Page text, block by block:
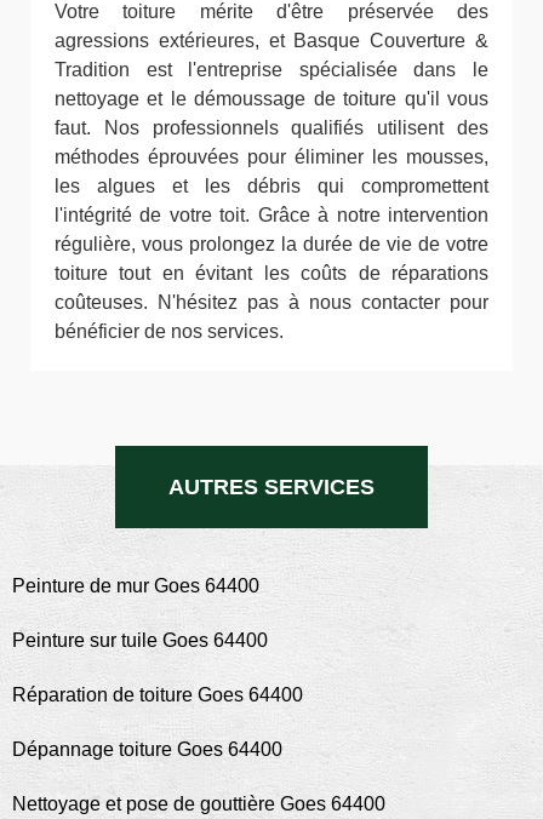
Votre toiture mérite d'être préservée des
agressions extérieures, et Basque Couverture &
Tradition est l'entreprise spécialisée dans le
nettoyage et le démoussage de toiture qu'il vous
faut. Nos professionnels qualifiés utilisent des
méthodes éprouvées pour éliminer les mousses,
les algues et les débris qui compromettent
l'intégrité de votre toit. Grâce à notre intervention
régulière, vous prolongez la durée de vie de votre
toiture tout en évitant les coûts de réparations
coûteuses. N'hésitez pas à nous contacter pour
bénéficier de nos services.
AUTRES SERVICES
Peinture de mur Goes 64400
Peinture sur tuile Goes 64400
Réparation de toiture Goes 64400
Dépannage toiture Goes 64400
Nettoyage et pose de gouttière Goes 64400